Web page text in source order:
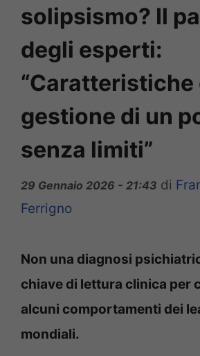
solipsismo? Il
degli esperti:
“Caratteristiche
gestione di un
senza limiti”
29 Gennaio 2026 - 21:43 di
Ferrigno
Non una diagnosi
chiave di lettura clinica per
alcuni comportamenti dei
mondiali.